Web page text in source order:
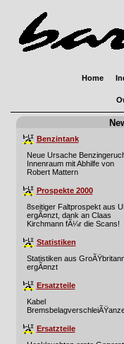
Home
Benzintank
Neue Ursache
Innenraum mit Abhilfe von
Robert Mattern
Prospekte 2000
8seitiger Faltprospekt aus
ergÃ¤nzt, dank an Claas
Kirchmann fÃ¼r die Scans!
Statistiken
Statistiken aus
ergÃ¤nzt
Ersatzteile
Kabel
Ersatzteile